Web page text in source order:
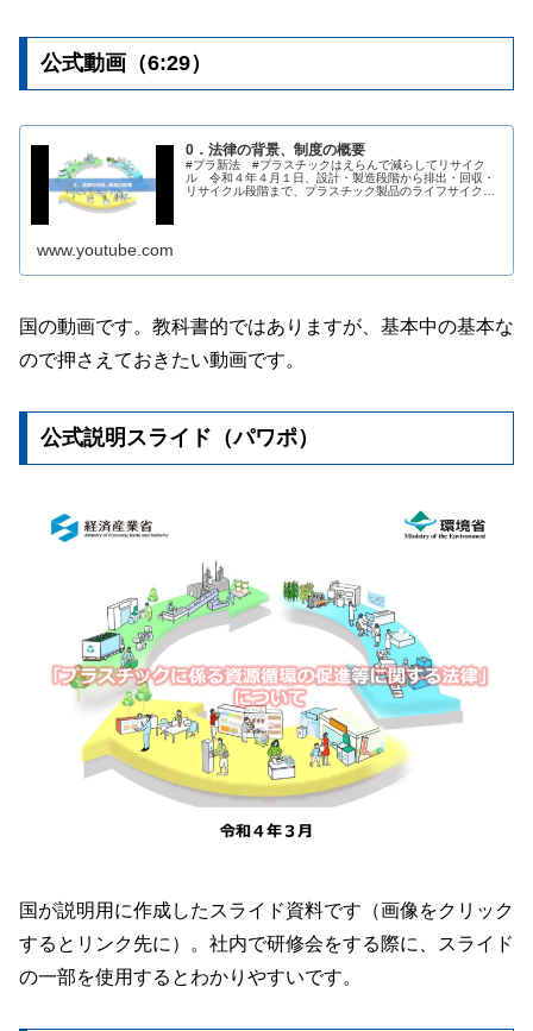
公式動画（6:29）
0．法律の背景、制度の概要
#プラ新法 #プラスチックはえらんで減らしてリサイク
ル 令和４年４月１日、設計・製造段階から排出・回収・
リサイクル段階まで、プラスチック製品のライフサイクル
www.youtube.com
国の動画です。教科書的ではありますが、基本中の基本な
ので押さえておきたい動画です。
公式説明スライド（パワポ）
国が説明用に作成したスライド資料です（画像をクリック
するとリンク先に）。社内で研修会をする際に、スライド
の一部を使用するとわかりやすいです。